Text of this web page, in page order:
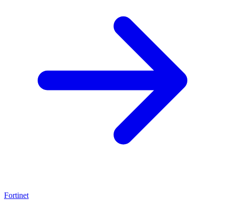
Fortinet